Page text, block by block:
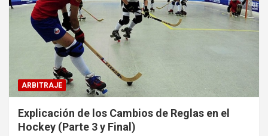
ARBITRAJE
Explicación de los Cambios de Reglas en el
Hockey (Parte 3 y Final)